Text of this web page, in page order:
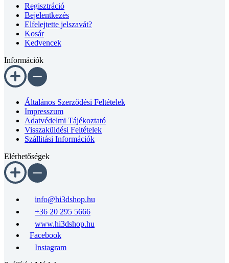
M5x12
mennyiség
Bejelentkezés
Elfelejtette jelszavát?
Kosár
Kedvencek
Impresszum
Adatvédelmi Tájékoztató
Visszaküldési Feltételek
Szállitási Információk
+36 20 295 5666
www.hi3dshop.hu
Facebook
Instagram